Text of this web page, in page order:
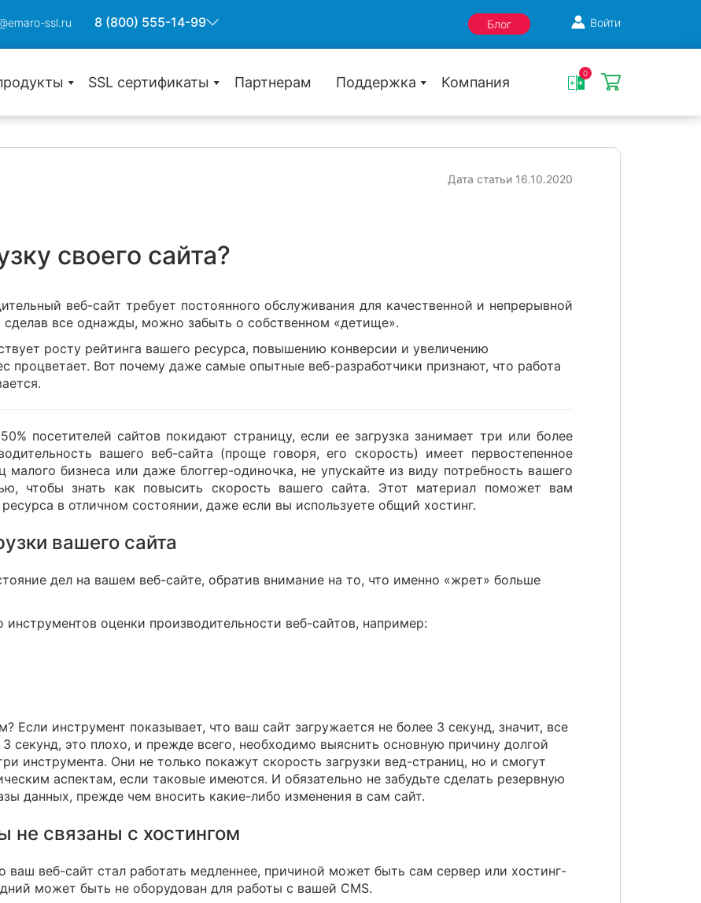
ssl.ru 8 (800) 555-14-99 Блог Войти
SSL сертификаты
С проверкой компании (OV)
С расширенной проверкой (EV)
Партнерам Поддержка Компания
0
Дата статьи 16.10.2020
своего сайта?
веб-сайт требует постоянного обслуживания для качественной и непрерывной
сделав все однажды, можно забыть о собственном «детище».
росту рейтинга вашего ресурса, повышению конверсии и увеличению
процветает. Вот почему даже самые опытные веб-разработчики признают, что работа
посетителей сайтов покидают страницу, если ее загрузка занимает три или более
вашего веб-сайта (проще говоря, его скорость) имеет первостепенное
малого бизнеса или даже блоггер-одиночка, не упускайте из виду потребность вашего
чтобы знать как повысить скорость вашего сайта. Этот материал поможет вам
в отличном состоянии, даже если вы используете общий хостинг.
вашего сайта
дел на вашем веб-сайте, обратив внимание на то, что именно «жрет» больше
оценки производительности веб-сайтов, например:
Если инструмент показывает, что ваш сайт загружается не более 3 секунд, значит, все
секунд, это плохо, и прежде всего, необходимо выяснить основную причину долгой
инструмента. Они не только покажут скорость загрузки вед-страниц, но и смогут
аспектам, если таковые имеются. И обязательно не забудьте сделать резервную
данных, прежде чем вносить какие-либо изменения в сам сайт.
не связаны с хостингом
ваш веб-сайт стал работать медленнее, причиной может быть сам сервер или хостинг-
может быть не оборудован для работы с вашей CMS.